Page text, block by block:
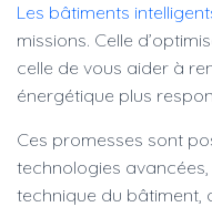
Les bâtiments
missions. Celle
celle de vous aider à
énergétique plus
Ces promesses sont
technologies
technique du bâtiment,